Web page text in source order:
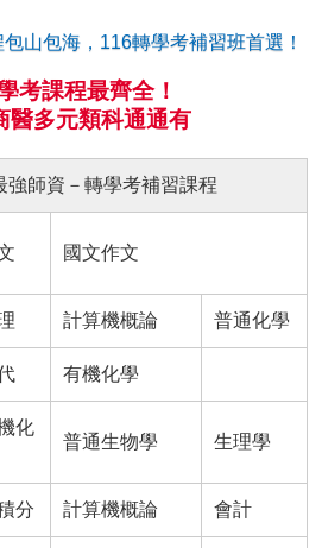
包山包海，116轉學考補習班首選！
考課程最齊全！
醫多元類科通通有
強師資－轉學考補習課程
國文作文
計算機概論 普通化學
有機化學
化
普通生物學 生理學
分 計算機概論 會計